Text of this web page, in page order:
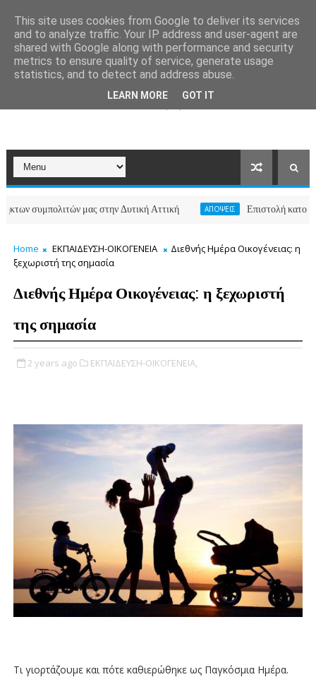
μας στην Δυτική Αττική ΑΠΟΨΕΙΣ Επιστολή κατοίκων των
Home ΕΚΠΑΙΔΕΥΣΗ-ΟΙΚΟΓΕΝΕΙΑ
Διεθνής Ημέρα Οικογένειας: η
ξεχωριστή της σημασία
Διεθνής Ημέρα Οικογένειας: η ξεχωριστή
της σημασία
2 years ago ΕΚΠΑΙΔΕΥΣΗ-ΟΙΚΟΓΕΝΕΙΑ,
Τι γιορτάζουμε και πότε καθιερώθηκε ως Παγκόσμια Ημέρα.
This site uses cookies from Google to deliver its services
and to analyze traffic. Your IP address and user-agent are
shared with Google along with performance and security
metrics to ensure quality of service, generate usage
statistics, and to detect and address abuse.
LEARN MORE GOT IT